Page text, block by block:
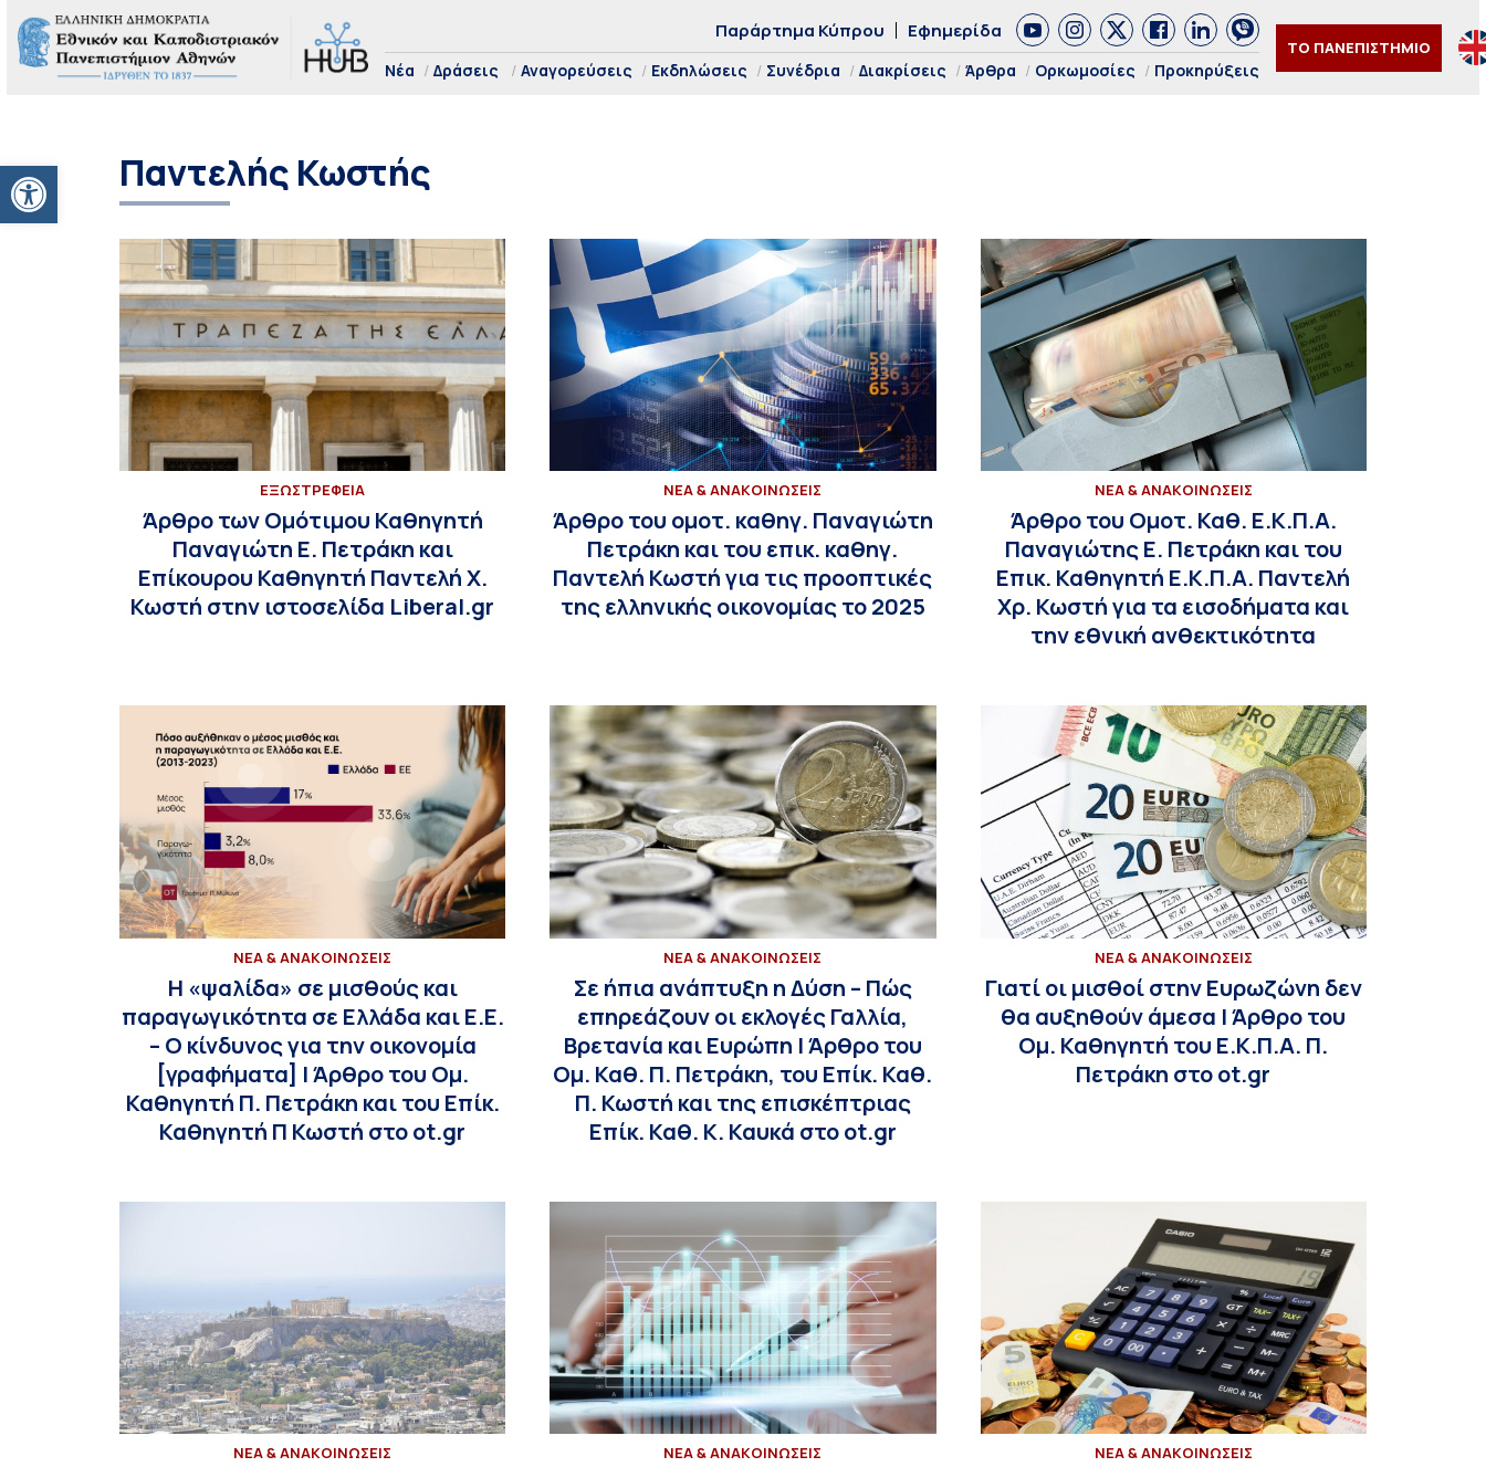
Ανοίξτε τη γραμμή εργαλείων
Παράρτημα Κύπρου Εφημερίδα
Νέα Δράσεις Αναγορεύσεις Εκδηλώσεις Συνέδρια Διακρίσεις Άρθρα Ορκωμοσίες Προκηρύξεις
ΤΟ ΠΑΝΕΠΙΣΤΗΜΙΟ
Παντελής Κωστής
EΞΩΣΤΡΕΦΕΙΑ
Άρθρο των Ομότιμου Καθηγητή
Παναγιώτη Ε. Πετράκη και
Επίκουρου Καθηγητή Παντελή X.
Κωστή στην ιστοσελίδα Liberal.gr
ΝΕΑ & ΑΝΑΚΟΙΝΩΣΕΙΣ
Άρθρο του ομοτ. καθηγ. Παναγιώτη
Πετράκη και του επικ. καθηγ.
Παντελή Κωστή για τις προοπτικές
της ελληνικής οικονομίας το 2025
ΝΕΑ & ΑΝΑΚΟΙΝΩΣΕΙΣ
Άρθρο του Ομοτ. Καθ. Ε.Κ.Π.Α.
Παναγιώτης Ε. Πετράκη και του
Επικ. Καθηγητή Ε.Κ.Π.Α. Παντελή
Χρ. Κωστή για τα εισοδήματα και
την εθνική ανθεκτικότητα
ΝΕΑ & ΑΝΑΚΟΙΝΩΣΕΙΣ
Η «ψαλίδα» σε μισθούς και
παραγωγικότητα σε Ελλάδα και Ε.Ε.
– Ο κίνδυνος για την οικονομία
[γραφήματα] | Άρθρο του Ομ.
Καθηγητή Π. Πετράκη και του Επίκ.
Καθηγητή Π Κωστή στο ot.gr
ΝΕΑ & ΑΝΑΚΟΙΝΩΣΕΙΣ
Σε ήπια ανάπτυξη η Δύση – Πώς
επηρεάζουν οι εκλογές Γαλλία,
Βρετανία και Ευρώπη | Άρθρο του
Ομ. Καθ. Π. Πετράκη, του Επίκ. Καθ.
Π. Κωστή και της επισκέπτριας
Επίκ. Καθ. Κ. Καυκά στο ot.gr
ΝΕΑ & ΑΝΑΚΟΙΝΩΣΕΙΣ
Γιατί οι μισθοί στην Ευρωζώνη δεν
θα αυξηθούν άμεσα | Άρθρο του
Ομ. Καθηγητή του Ε.Κ.Π.Α. Π.
Πετράκη στο ot.gr
ΝΕΑ & ΑΝΑΚΟΙΝΩΣΕΙΣ ΝΕΑ & ΑΝΑΚΟΙΝΩΣΕΙΣ ΝΕΑ & ΑΝΑΚΟΙΝΩΣΕΙΣ